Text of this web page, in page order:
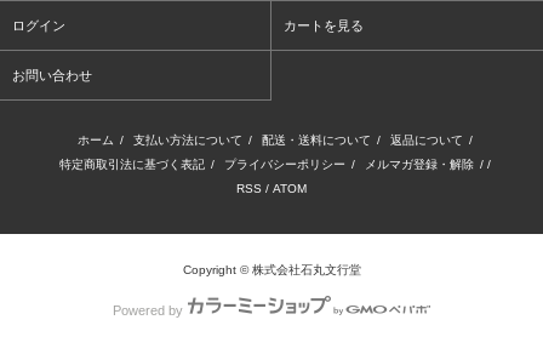
ログイン カートを見る
お問い合わせ
ホーム / 支払い方法について / 配送・送料について / 返品について /
特定商取引法に基づく表記 / プライバシーポリシー / メルマガ登録・解除 / /
RSS / ATOM
Copyright © 株式会社石丸文行堂
Powered by